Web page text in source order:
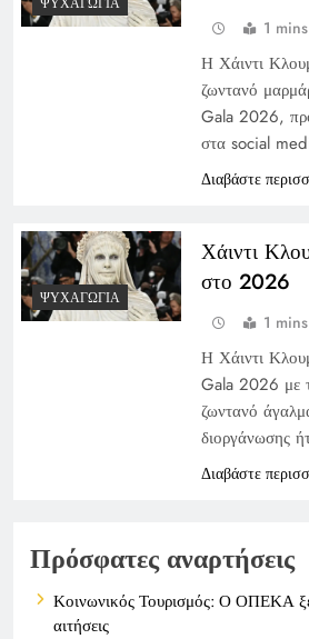
1 mins
Η Χάιντι
ζωντανό
Gala 2026,
στα social
Διαβάστε
ΨΥΧΑΓΩΓΊΑ
Χάιντι
στο 2026
1 mins
Η Χάιντι
Gala 2026 με
ζωντανό
διοργάνωσης
Διαβάστε
Πρόσφατες αναρτήσεις
Κοινωνικός Τουρισμός: Ο ΟΠΕΚΑ
αιτήσεις